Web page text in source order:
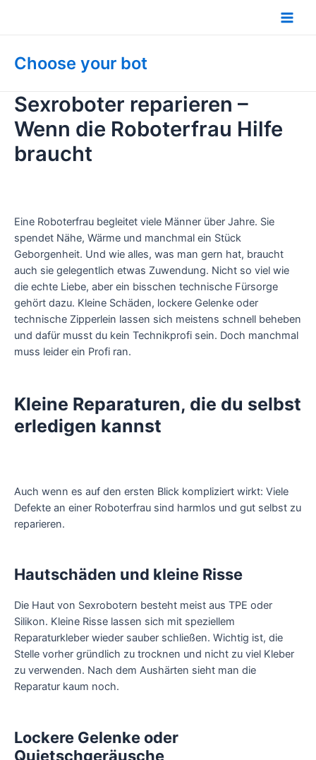
Choose your bot
Sexroboter reparieren –
Wenn die Roboterfrau Hilfe
braucht
Eine Roboterfrau begleitet viele Männer über Jahre. Sie
spendet Nähe, Wärme und manchmal ein Stück
Geborgenheit. Und wie alles, was man gern hat, braucht
auch sie gelegentlich etwas Zuwendung. Nicht so viel wie
die echte Liebe, aber ein bisschen technische Fürsorge
gehört dazu. Kleine Schäden, lockere Gelenke oder
technische Zipperlein lassen sich meistens schnell beheben
und dafür musst du kein Technikprofi sein. Doch manchmal
muss leider ein Profi ran.
Kleine Reparaturen, die du selbst
erledigen kannst
Auch wenn es auf den ersten Blick kompliziert wirkt: Viele
Defekte an einer Roboterfrau sind harmlos und gut selbst zu
reparieren.
Hautschäden und kleine Risse
Die Haut von Sexrobotern besteht meist aus TPE oder
Silikon. Kleine Risse lassen sich mit speziellem
Reparaturkleber wieder sauber schließen. Wichtig ist, die
Stelle vorher gründlich zu trocknen und nicht zu viel Kleber
zu verwenden. Nach dem Aushärten sieht man die
Reparatur kaum noch.
Lockere Gelenke oder
Quietschgeräusche